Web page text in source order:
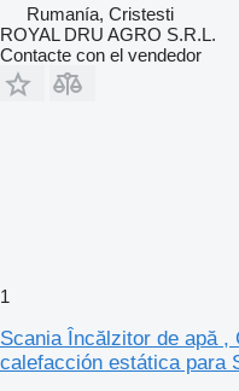
Rumanía, Cristesti
ROYAL DRU AGRO S.R.L.
Contacte con el vendedor
1
Scania Încălzitor de apă ,
calefacción estática para